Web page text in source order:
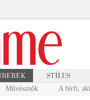
Művésznők A férfi,